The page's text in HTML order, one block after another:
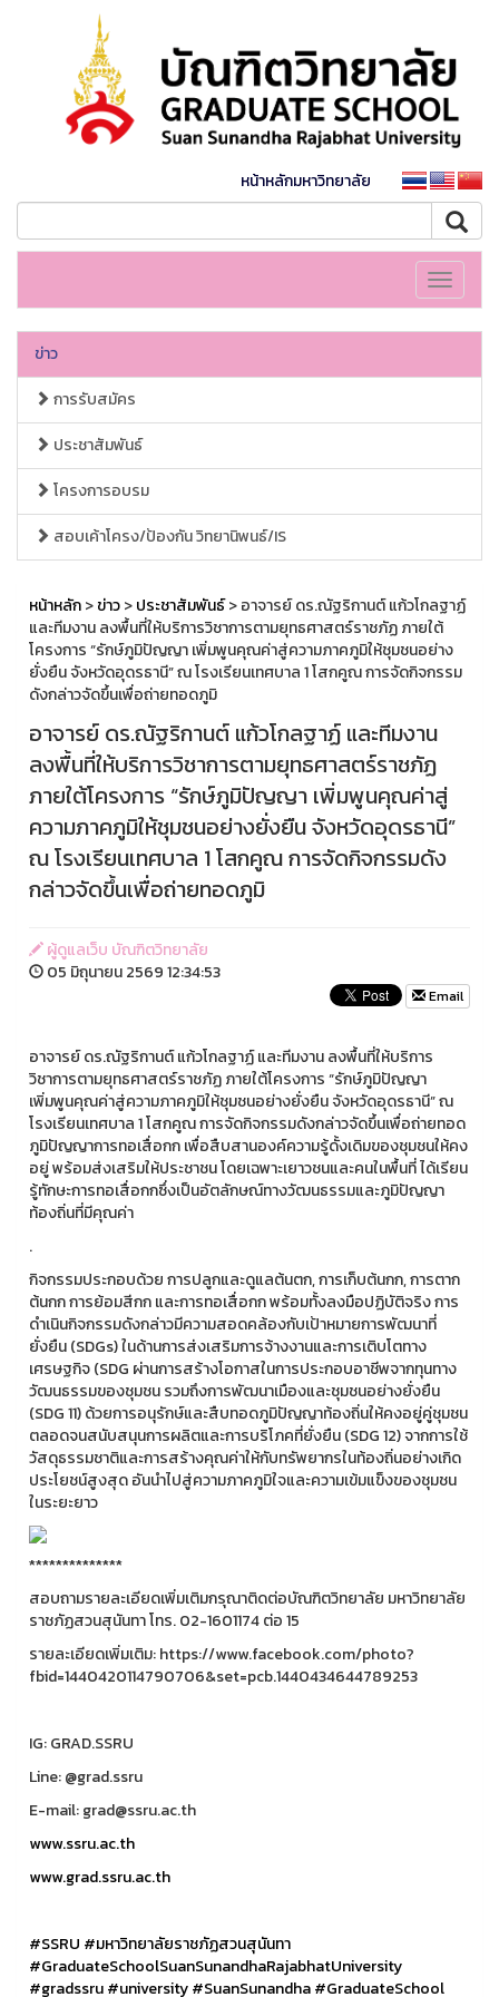
หน้าหลักมหาวิทยาลัย
Toggle
ข่าว
การรับสมัคร
ประชาสัมพันธ์
โครงการอบรม
สอบเค้าโครง/ป้องกัน วิทยานิพนธ์/IS
หน้าหลัก>ข่าว>ประชาสัมพันธ์> อาจารย์ ดร.ณัฐริกานต์ แก้วโกลฐาฏ์
และทีมงาน ลงพื้นที่ให้บริการวิชาการตามยุทธศาสตร์ราชภัฏ ภายใต้
โครงการ “รักษ์ภูมิปัญญา เพิ่มพูนคุณค่าสู่ความภาคภูมิให้ชุมชนอย่าง
ยั่งยืน จังหวัดอุดรธานี” ณ โรงเรียนเทศบาล 1 โสกคูณ การจัดกิจกรรม
ดังกล่าวจัดขึ้นเพื่อถ่ายทอดภูมิ
อาจารย์ ดร.ณัฐริกานต์ แก้วโกลฐาฏ์ และทีมงาน
ลงพื้นที่ให้บริการวิชาการตามยุทธศาสตร์ราชภัฏ
ภายใต้โครงการ “รักษ์ภูมิปัญญา เพิ่มพูนคุณค่าสู่
ความภาคภูมิให้ชุมชนอย่างยั่งยืน จังหวัดอุดรธานี”
ณ โรงเรียนเทศบาล 1 โสกคูณ การจัดกิจกรรมดัง
กล่าวจัดขึ้นเพื่อถ่ายทอดภูมิ
ผู้ดูแลเว็บ บัณฑิตวิทยาลัย
05 มิถุนายน 2569 12:34:53
Email
อาจารย์ ดร.ณัฐริกานต์ แก้วโกลฐาฏ์ และทีมงาน ลงพื้นที่ให้บริการ
วิชาการตามยุทธศาสตร์ราชภัฏ ภายใต้โครงการ “รักษ์ภูมิปัญญา
เพิ่มพูนคุณค่าสู่ความภาคภูมิให้ชุมชนอย่างยั่งยืน จังหวัดอุดรธานี” ณ
โรงเรียนเทศบาล 1 โสกคูณ การจัดกิจกรรมดังกล่าวจัดขึ้นเพื่อถ่ายทอด
ภูมิปัญญาการทอเสื่อกก เพื่อสืบสานองค์ความรู้ดั้งเดิมของชุมชนให้คง
อยู่ พร้อมส่งเสริมให้ประชาชน โดยเฉพาะเยาวชนและคนในพื้นที่ ได้เรียน
รู้ทักษะการทอเสื่อกกซึ่งเป็นอัตลักษณ์ทางวัฒนธรรมและภูมิปัญญา
ท้องถิ่นที่มีคุณค่า
.
กิจกรรมประกอบด้วย การปลูกและดูแลต้นตก, การเก็บต้นกก, การตาก
ต้นกก การย้อมสีกก และการทอเสื่อกก พร้อมทั้งลงมือปฏิบัติจริง การ
ดำเนินกิจกรรมดังกล่าวมีความสอดคล้องกับเป้าหมายการพัฒนาที่
ยั่งยืน (SDGs) ในด้านการส่งเสริมการจ้างงานและการเติบโตทาง
เศรษฐกิจ (SDG ผ่านการสร้างโอกาสในการประกอบอาชีพจากทุนทาง
วัฒนธรรมของชุมชน รวมถึงการพัฒนาเมืองและชุมชนอย่างยั่งยืน
(SDG 11) ด้วยการอนุรักษ์และสืบทอดภูมิปัญญาท้องถิ่นให้คงอยู่คู่ชุมชน
ตลอดจนสนับสนุนการผลิตและการบริโภคที่ยั่งยืน (SDG 12) จากการใช้
วัสดุธรรมชาติและการสร้างคุณค่าให้กับทรัพยากรในท้องถิ่นอย่างเกิด
ประโยชน์สูงสุด อันนำไปสู่ความภาคภูมิใจและความเข้มแข็งของชุมชน
ในระยะยาว
**************
สอบถามรายละเอียดเพิ่มเติมกรุณาติดต่อบัณฑิตวิทยาลัย มหาวิทยาลัย
ราชภัฏสวนสุนันทา โทร. 02-1601174 ต่อ 15
รายละเอียดเพิ่มเติม: https://www.facebook.com/photo?
fbid=1440420114790706&set=pcb.1440434644789253
IG: GRAD.SSRU
Line: @grad.ssru
E-mail: grad@ssru.ac.th
www.ssru.ac.th
www.grad.ssru.ac.th
#SSRU #มหาวิทยาลัยราชภัฏสวนสุนันทา
#GraduateSchoolSuanSunandhaRajabhatUniversity
#gradssru#university#SuanSunandha#GraduateSchool